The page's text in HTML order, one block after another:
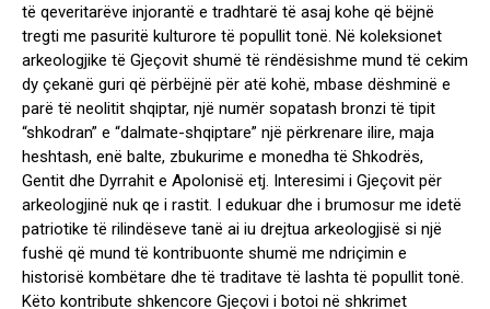
të qeveritarëve injorantë e tradhtarë të asaj kohe që bëjnë
tregti me pasuritë kulturore të popullit tonë. Në koleksionet
arkeologjike të Gjeçovit shumë të rëndësishme mund të cekim
dy çekanë guri që përbëjnë për atë kohë, mbase dëshminë e
parë të neolitit shqiptar, një numër sopatash bronzi të tipit
“shkodran” e “dalmate-shqiptare” një përkrenare ilire, maja
heshtash, enë balte, zbukurime e monedha të Shkodrës,
Gentit dhe Dyrrahit e Apolonisë etj. Interesimi i Gjeçovit për
arkeologjinë nuk qe i rastit. I edukuar dhe i brumosur me idetë
patriotike të rilindëseve tanë ai iu drejtua arkeologjisë si një
fushë që mund të kontribuonte shumë me ndriçimin e
historisë kombëtare dhe të traditave të lashta të popullit tonë.
Këto kontribute shkencore Gjeçovi i botoi në shkrimet